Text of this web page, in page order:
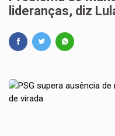
lideranças, diz